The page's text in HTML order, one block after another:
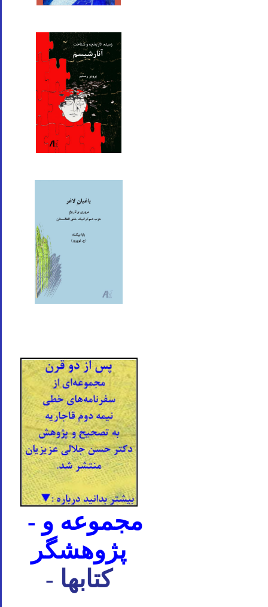
- مجموعه و
پژوهشگر
- کتابها